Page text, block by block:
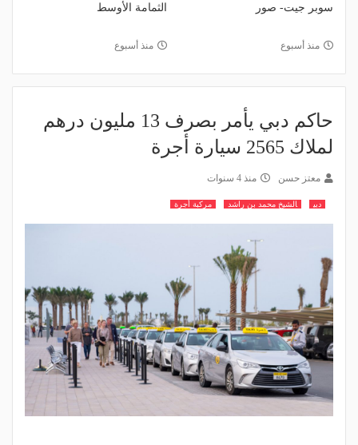
سوبر جيت- صور
منذ أسبوع
الثمامة الأوسط
منذ أسبوع
حاكم دبي يأمر بصرف 13 مليون درهم
لملاك 2565 سيارة أجرة
معتز حسن منذ 4 سنوات
دبي الشيخ محمد بن راشد مركبة أجرة